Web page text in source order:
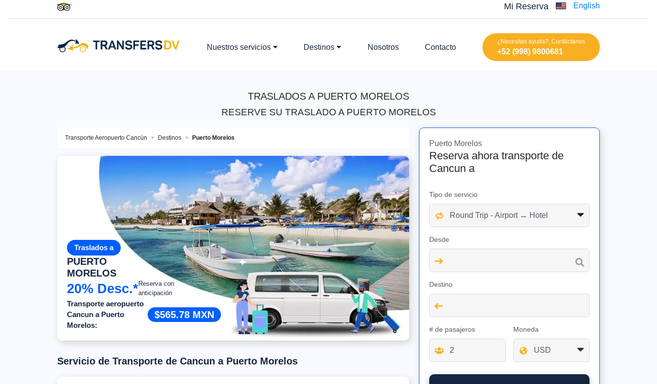
Mi Reserva English
Nuestros servicios Destinos Nosotros Contacto
¿Necesitas ayuda?, Contáctanos
+52 (998) 9800681
TRASLADOS A PUERTO MORELOS
RESERVE SU TRASLADO A PUERTO MORELOS
Puerto Morelos
Reserva ahora transporte de
Cancun a
Tipo de servicio
Desde
Destino
# de pasajeros Moneda
Transporte Aeropuerto Cancún Destinos Puerto Morelos
Traslados a
PUERTO
MORELOS
20% Desc.*Reserva con
anticipación
Transporte aeropuerto
Cancun a Puerto
Morelos:
$565.78 MXN
Servicio de Transporte de Cancun a Puerto Morelos